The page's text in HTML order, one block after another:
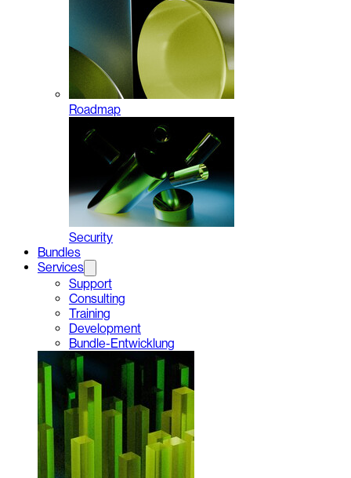
Roadmap
Security
Bundles
Services
Support
Consulting
Training
Development
Bundle-Entwicklung